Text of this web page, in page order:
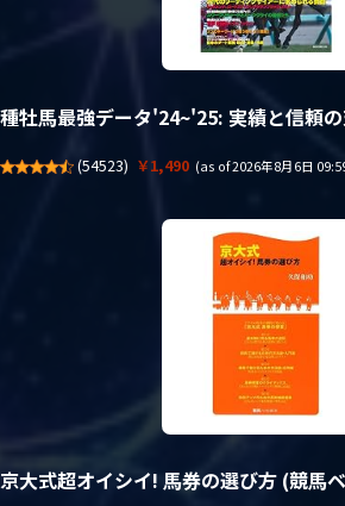
種牡馬最強データ'24~'25: 実績と信頼
(54523) ￥1,490 (as of 2026年8月6日
京大式超オイシイ! 馬券の選び方 (競馬